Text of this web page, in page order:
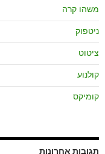
משהו קרה
ניטפוק
ציטוט
קולנוע
קומיקס
תגובות אחרונות